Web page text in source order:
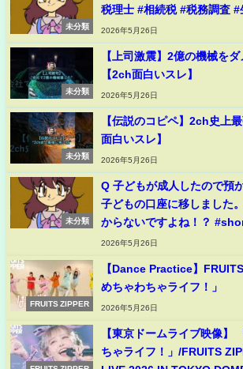
未分類
税理士 #相続税 #税務調査
2026年5月26日
未分類
【上司激震】2億の機械を
【2ch面白いスレ】
2026年5月26日
未分類
【伝説のコピペ】2ch史上
面白いスレ】
2026年5月26日
未分類
Q 子どもが成人したので預
子どもの口座に移しました
からないですよね！？
2026年5月26日
FRUITS ZIPPER
【Dance Practice】
めちゃわちゃライフ！」
2026年5月26日
【東京ドームライブ映像】
ちゃライフ！」/FRUITS